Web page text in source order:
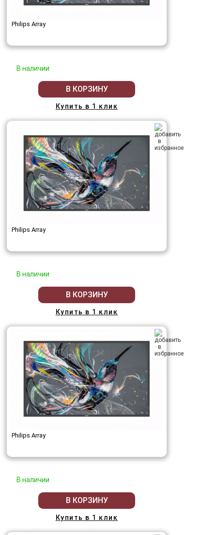
Philips Array
В наличии
В КОРЗИНУ
Купить в 1 клик
Philips Array
В наличии
В КОРЗИНУ
Купить в 1 клик
Philips Array
В наличии
В КОРЗИНУ
Купить в 1 клик